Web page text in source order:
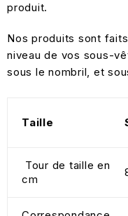
produit.
Nos produits sont
niveau de vos sous-
sous le nombril, et
Taille
Tour de taille en
cm